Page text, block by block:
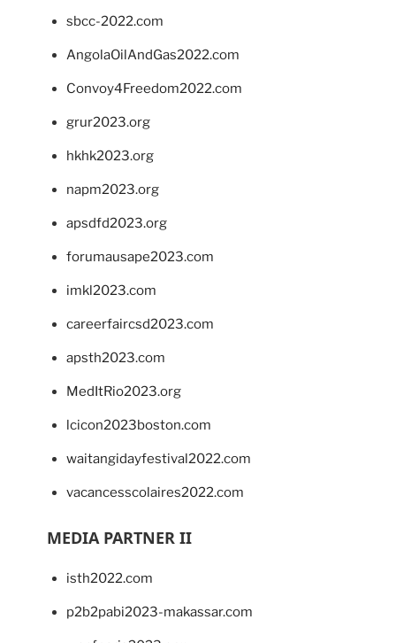
sbcc-2022.com
AngolaOilAndGas2022.com
Convoy4Freedom2022.com
grur2023.org
hkhk2023.org
napm2023.org
apsdfd2023.org
forumausape2023.com
imkl2023.com
careerfaircsd2023.com
apsth2023.com
MedItRio2023.org
lcicon2023boston.com
waitangidayfestival2022.com
vacancesscolaires2022.com
MEDIA PARTNER II
isth2022.com
p2b2pabi2023-makassar.com